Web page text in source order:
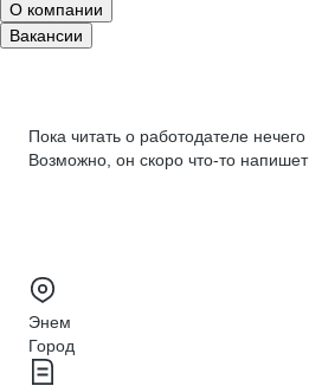
О компании
Вакансии
Пока читать о работодателе нечего
Возможно, он скоро что‑то напишет
Энем
Город